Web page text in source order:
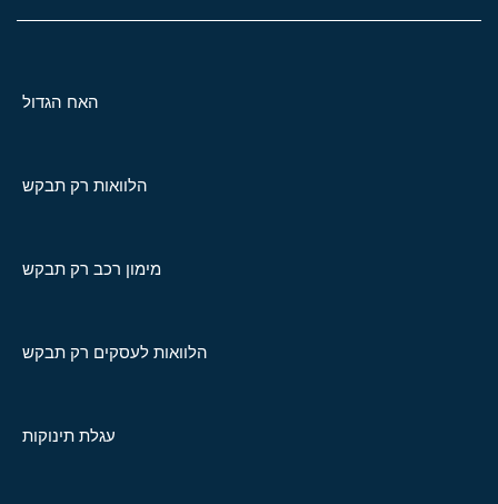
האח הגדול
הלוואות רק תבקש
מימון רכב רק תבקש
הלוואות לעסקים רק תבקש
עגלת תינוקות